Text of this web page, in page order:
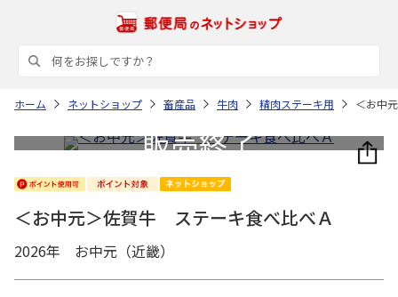
ホーム ネットショップ 畜産品 牛肉 精肉ステーキ用 ＜お中
＜お中元＞佐賀牛 ステーキ食べ比べＡ
2026年 お中元（近畿）